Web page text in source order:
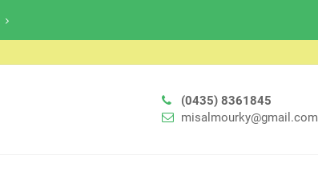
(0435) 8361845
misalmourky@gmail.com